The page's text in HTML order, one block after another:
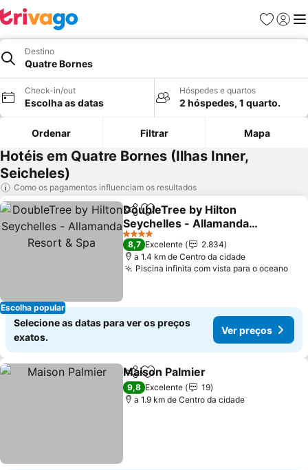
Favoritos
Iniciar
Destino
Quatre Bornes
Check-in/out
Escolha as datas
Hóspedes e quartos
2 hóspedes, 1 quarto.
Ordenar Filtrar Mapa
Hotéis em Quatre Bornes (Ilhas Inner,
Seicheles)
Como os pagamentos influenciam os resultados
Escolha popular
PartilharAdicionar aos favoritos
DoubleTree by Hilton
Seychelles - Allamanda
Resort & Spa
Ver preços
4 Estrelas
8,7 Excelente
2.834
a 1.4 km de Centro da cidade
Piscina infinita com vista para o oceano
Selecione as datas para ver os preços
exatos.
Ver preços
PartilharAdicionar aos favoritos
Maison Palmier
9,8 Excelente
19
a 1.9 km de Centro da cidade